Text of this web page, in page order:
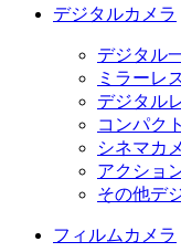
デジタルカメラ
デジタル
ミラーレ
デジタル
コンパク
シネマカ
アクショ
その他デ
フィルムカメラ